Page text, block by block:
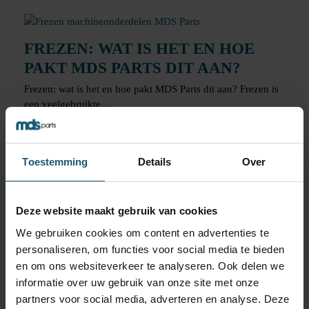
Toestemming Details Over
Deze website maakt gebruik van cookies
We gebruiken cookies om content en advertenties te
personaliseren, om functies voor social media te bieden
en om ons websiteverkeer te analyseren. Ook delen we
informatie over uw gebruik van onze site met onze
partners voor social media, adverteren en analyse. Deze
FREZEN: WAT IS HET EN HOE
PAKT MDS PARTS DIT AAN?
Frezen: wat is het en hoe pakt MDS Parts dit aan? Frezen is
een veelgebruikte…
DE BIJZONDERE TECHNIEK VAN
WATERSNIJDEN
De bijzondere techniek van watersnijden Als het gaat om
fabricage en productie, dan zijn er…
WATERSNIJDEN: DE MANIER OM
MACHINEONDERDELEN OP